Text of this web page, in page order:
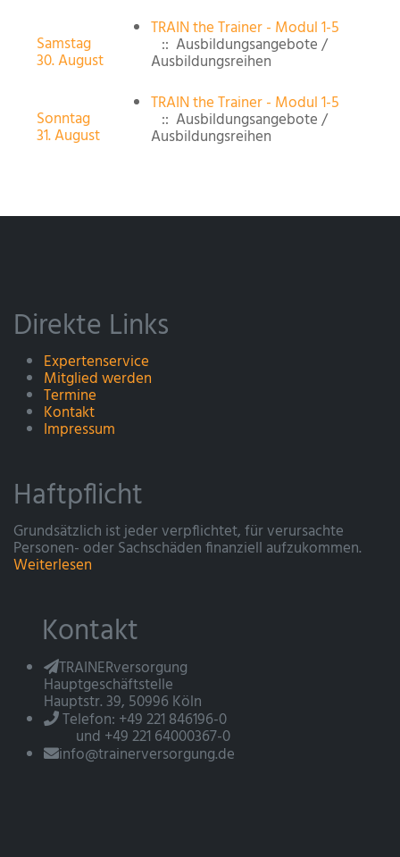
Samstag
30. August
TRAIN the Trainer - Modul 1-5
:: Ausbildungsangebote /
Ausbildungsreihen
Sonntag
31. August
TRAIN the Trainer - Modul 1-5
:: Ausbildungsangebote /
Ausbildungsreihen
Direkte Links
Expertenservice
Mitglied werden
Termine
Kontakt
Impressum
Haftpflicht
Grundsätzlich ist jeder verpflichtet, für verursachte
Personen- oder Sachschäden finanziell aufzukommen.
Weiterlesen
Kontakt
TRAINERversorgung
Hauptgeschäftstelle
Hauptstr. 39, 50996 Köln
Telefon: +49 221 846196-0
und +49 221 64000367-0
info@trainerversorgung.de